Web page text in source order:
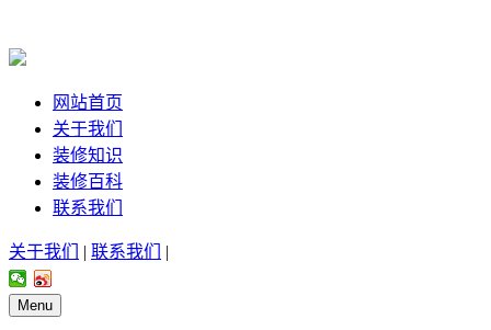
网站首页
关于我们
装修知识
装修百科
联系我们
关于我们 | 联系我们 |
Menu